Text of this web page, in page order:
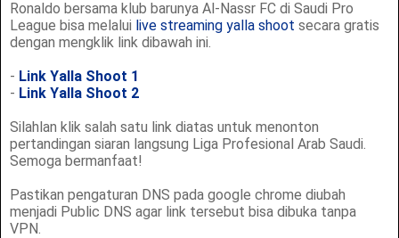
Ronaldo bersama klub barunya Al-Nassr FC di Saudi Pro
League bisa melalui live streaming yalla shoot secara gratis
dengan mengklik link dibawah ini.
- Link Yalla Shoot 1
- Link Yalla Shoot 2
Silahlan klik salah satu link diatas untuk menonton
pertandingan siaran langsung Liga Profesional Arab Saudi.
Semoga bermanfaat!
Pastikan pengaturan DNS pada google chrome diubah
menjadi Public DNS agar link tersebut bisa dibuka tanpa
VPN.